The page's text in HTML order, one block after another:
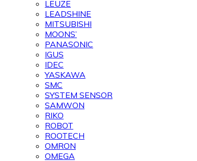
LEUZE
LEADSHINE
MITSUBISHI
MOONS’
PANASONIC
IGUS
IDEC
YASKAWA
SMC
SYSTEM SENSOR
SAMWON
RIKO
ROBOT
ROOTECH
OMRON
OMEGA